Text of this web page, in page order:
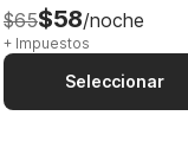
$65$58/noche
+ Impuestos
Seleccionar